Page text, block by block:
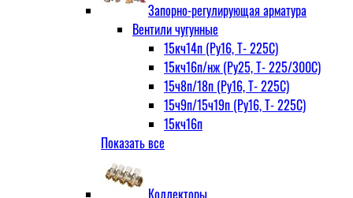
Запорно-регулирующая арматура
Вентили чугунные
15кч14п (Ру16, Т- 225С)
15кч16п/нж (Ру25, Т- 225/300С)
15ч8п/18п (Ру16, Т- 225С)
15ч9п/15ч19п (Ру16, Т- 225С)
15кч16п
Показать все
Коллекторы